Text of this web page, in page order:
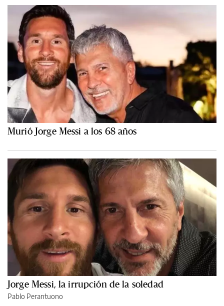
Murió Jorge Messi a los 68 años
Jorge Messi, la irrupción de la soledad
Pablo Perantuono